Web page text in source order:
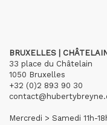
BRUXELLES |
33 place du Châtelain
1050 Bruxelles
+32 (0)2 893 90 30
Mercredi > Samedi 11h-